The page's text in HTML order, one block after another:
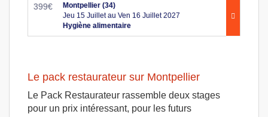
399€
Montpellier (34)
Jeu 15 Juillet au Ven 16 Juillet 2027
Hygiène alimentaire
Le pack restaurateur sur Montpellier
Le Pack Restaurateur rassemble deux stages
pour un prix intéressant, pour les futurs